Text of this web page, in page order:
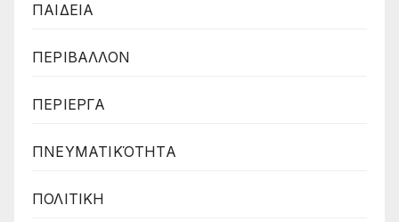
ΠΑΙΔΕΙΑ
ΠΕΡΙΒΑΛΛΟΝ
ΠΕΡΙΕΡΓΑ
ΠΝΕΥΜΑΤΙΚΌΤΗΤΑ
ΠΟΛΙΤΙΚΗ